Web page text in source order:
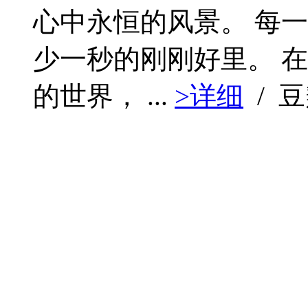
心中永恒的风景。 每
少一秒的刚刚好里。
的世界， ... >详细 /